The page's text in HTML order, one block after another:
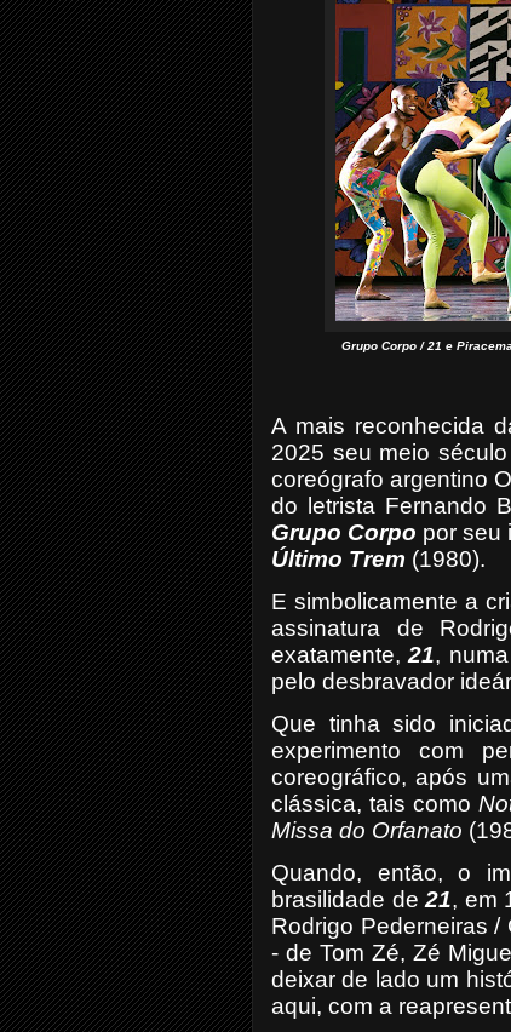
Grupo Corpo / 21 e
A mais reconhecida
2025 seu meio
coreógrafo argentino
do letrista Fernando
Grupo Corpo por seu
Último Trem (1980).
E simbolicamente a
assinatura de
exatamente,21,
pelo desbravador
Que tinha sido
experimento com
coreográfico, após
clássica, tais como
Missa do Orfanato
Quando, então, o
brasilidade de21, em
Rodrigo Pederneiras
- de Tom Zé, Zé
deixar de lado um
aqui, com a